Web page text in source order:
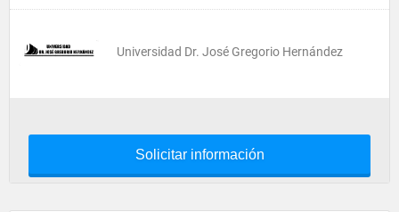
Universidad Dr. José Gregorio Hernández
Solicitar información